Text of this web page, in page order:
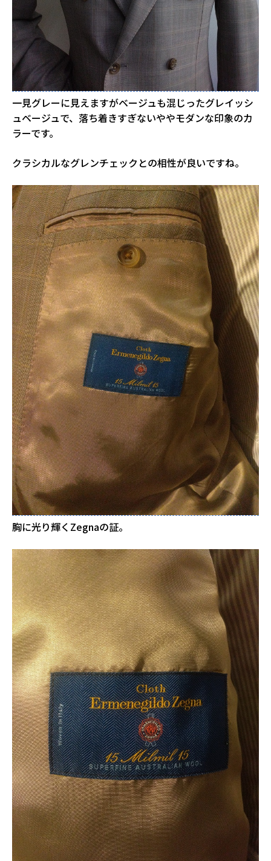
一見グレーに見えますがベージュも混じったグレイッシ
ュベージュで、落ち着きすぎないややモダンな印象のカ
ラーです。
クラシカルなグレンチェックとの相性が良いですね。
胸に光り輝くZegnaの証。